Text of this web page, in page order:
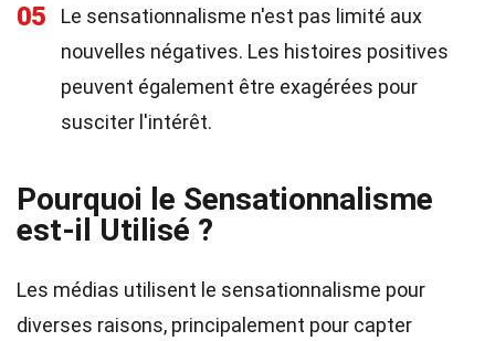
05
Le sensationnalisme n'est pas limité aux
nouvelles négatives. Les histoires positives
peuvent également être exagérées pour
susciter l'intérêt.
Pourquoi le Sensationnalisme
est-il Utilisé ?
Les médias utilisent le sensationnalisme pour
diverses raisons, principalement pour capter